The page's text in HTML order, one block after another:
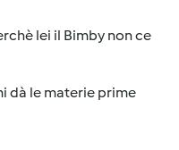
lei il Bimby non ce
dà le materie prime